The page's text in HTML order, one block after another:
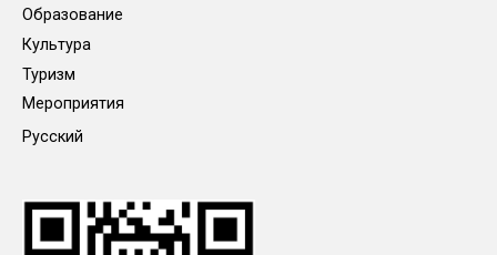
Образование
Культура
Туризм
Мероприятия
Русский